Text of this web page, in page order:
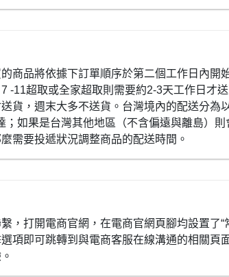
商品將依據下訂單順序於第二個工作日內開
-11超取或全家超取則需要約2-3天工作日才
貨，週末大多不送貨。台灣境內的配送分為
；如果是台灣其他地區（不含偏遠與離島）
需要投遞狀況調整商品的配送時間。
，打開電商官網，在電商官網頁腳均設置了“
項即可跳轉到與電商客服在線溝通的相關頁